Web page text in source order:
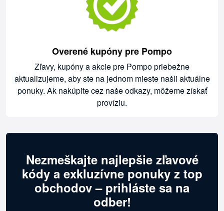
Overené kupóny pre Pompo
Zľavy, kupóny a akcie pre Pompo priebežne
aktualizujeme, aby ste na jednom mieste našli aktuálne
ponuky. Ak nakúpite cez naše odkazy, môžeme získať
províziu.
Nezmeškajte najlepšie zľavové
kódy a exkluzívne ponuky z top
obchodov – prihláste sa na
odber!